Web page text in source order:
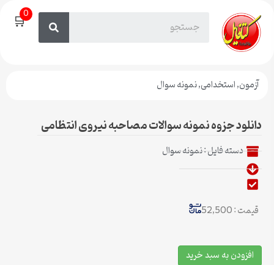
🛒0
آزمون,استخدامی,نمونه سوال
دانلود جزوه نمونه سوالات مصاحبه نیروی انتظامی
دسته فایل :نمونه سوال
قیمت : 52,500
افزودن به سبد خرید